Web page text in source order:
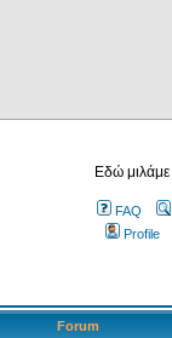
Εδώ
FAQ
Profile
Forum